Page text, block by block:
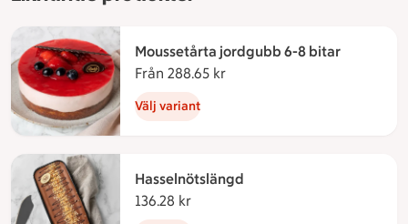
Moussetårta jordgubb 6-8 bitar
Från 288.65 kr
Välj variant
Hasselnötslängd
136.28 kr